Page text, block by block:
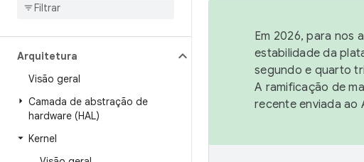
Arquitetura
Visão geral
Camada de abstração de
hardware (HAL)
Kernel
Em 2026, para nos
estabilidade da
segundo e quarto
A ramificação de
recente enviada ao